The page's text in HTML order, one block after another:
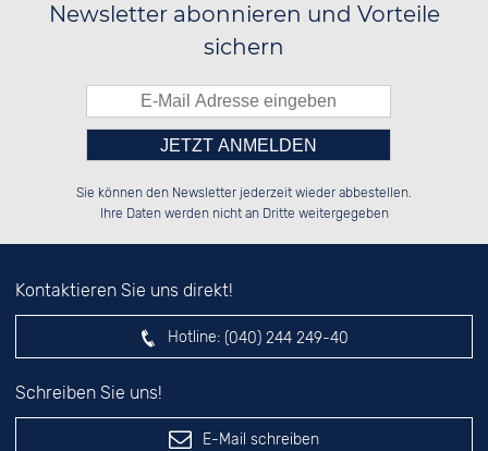
Newsletter abonnieren und Vorteile
sichern
██░░██░░░░████░░██░░██░░██░░██░░
██████░░░░░░██░░██░░██░░██████░░
░░░░██░░░░░░██░░██░░██░░░░░░██░░
Bitte tragen Sie die Zahl in
das nebenstehende Feld ein.
Sie können den Newsletter jederzeit wieder abbestellen.
Ihre Daten werden nicht an Dritte weitergegeben
Kontaktieren Sie uns direkt!
Hotline: (040) 244 249-40
Schreiben Sie uns!
E-Mail schreiben